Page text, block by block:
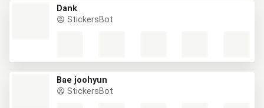
Dank
StickersBot
Bae joohyun
StickersBot